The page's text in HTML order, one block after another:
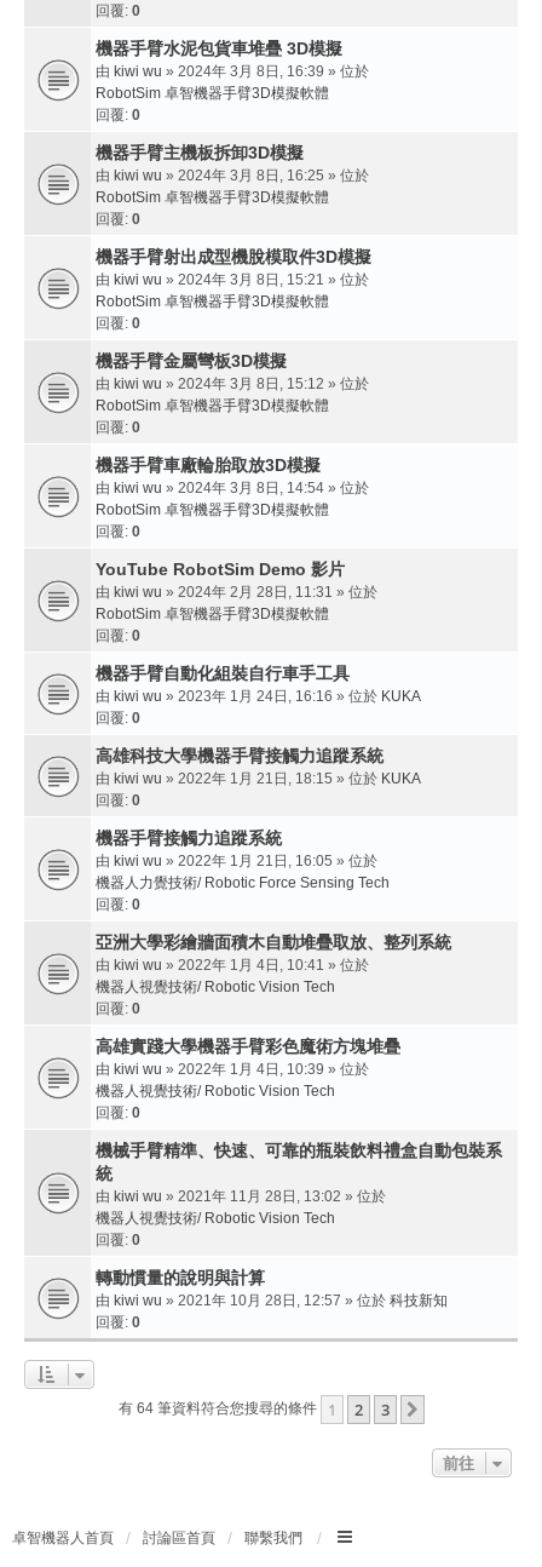
回覆: 0
機器手臂水泥包貨車堆疊 3D模擬
由 kiwi wu » 2024年 3月 8日, 16:39 » 位於
RobotSim 卓智機器手臂3D模擬軟體
回覆: 0
機器手臂主機板拆卸3D模擬
由 kiwi wu » 2024年 3月 8日, 16:25 » 位於
RobotSim 卓智機器手臂3D模擬軟體
回覆: 0
機器手臂射出成型機脫模取件3D模擬
由 kiwi wu » 2024年 3月 8日, 15:21 » 位於
RobotSim 卓智機器手臂3D模擬軟體
回覆: 0
機器手臂金屬彎板3D模擬
由 kiwi wu » 2024年 3月 8日, 15:12 » 位於
RobotSim 卓智機器手臂3D模擬軟體
回覆: 0
機器手臂車廠輪胎取放3D模擬
由 kiwi wu » 2024年 3月 8日, 14:54 » 位於
RobotSim 卓智機器手臂3D模擬軟體
回覆: 0
YouTube RobotSim Demo 影片
由 kiwi wu » 2024年 2月 28日, 11:31 » 位於
RobotSim 卓智機器手臂3D模擬軟體
回覆: 0
機器手臂自動化組裝自行車手工具
由 kiwi wu » 2023年 1月 24日, 16:16 » 位於 KUKA
回覆: 0
高雄科技大學機器手臂接觸力追蹤系統
由 kiwi wu » 2022年 1月 21日, 18:15 » 位於 KUKA
回覆: 0
機器手臂接觸力追蹤系統
由 kiwi wu » 2022年 1月 21日, 16:05 » 位於
機器人力覺技術/ Robotic Force Sensing Tech
回覆: 0
亞洲大學彩繪牆面積木自動堆疊取放、整列系統
由 kiwi wu » 2022年 1月 4日, 10:41 » 位於
機器人視覺技術/ Robotic Vision Tech
回覆: 0
高雄實踐大學機器手臂彩色魔術方塊堆疊
由 kiwi wu » 2022年 1月 4日, 10:39 » 位於
機器人視覺技術/ Robotic Vision Tech
回覆: 0
機械手臂精準、快速、可靠的瓶裝飲料禮盒自動包裝系
統
由 kiwi wu » 2021年 11月 28日, 13:02 » 位於
機器人視覺技術/ Robotic Vision Tech
回覆: 0
轉動慣量的說明與計算
由 kiwi wu » 2021年 10月 28日, 12:57 » 位於 科技新知
回覆: 0
有 64 筆資料符合您搜尋的條件 1 2 3
前往
卓智機器人首頁 討論區首頁 聯繫我們